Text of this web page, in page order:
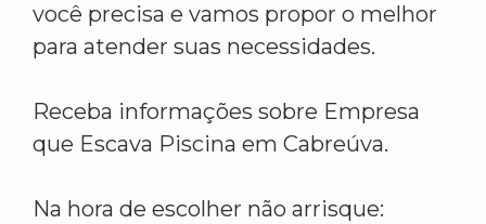
você precisa e vamos propor o melhor
para atender suas necessidades.
Receba informações sobre Empresa
que Escava Piscina em Cabreúva.
Na hora de escolher não arrisque: